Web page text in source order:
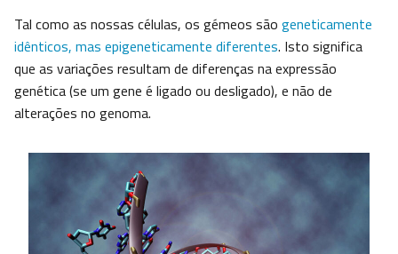
Tal como as nossas células, os gémeos são geneticamente
idênticos, mas epigeneticamente diferentes. Isto significa
que as variações resultam de diferenças na expressão
genética (se um gene é ligado ou desligado), e não de
alterações no genoma.